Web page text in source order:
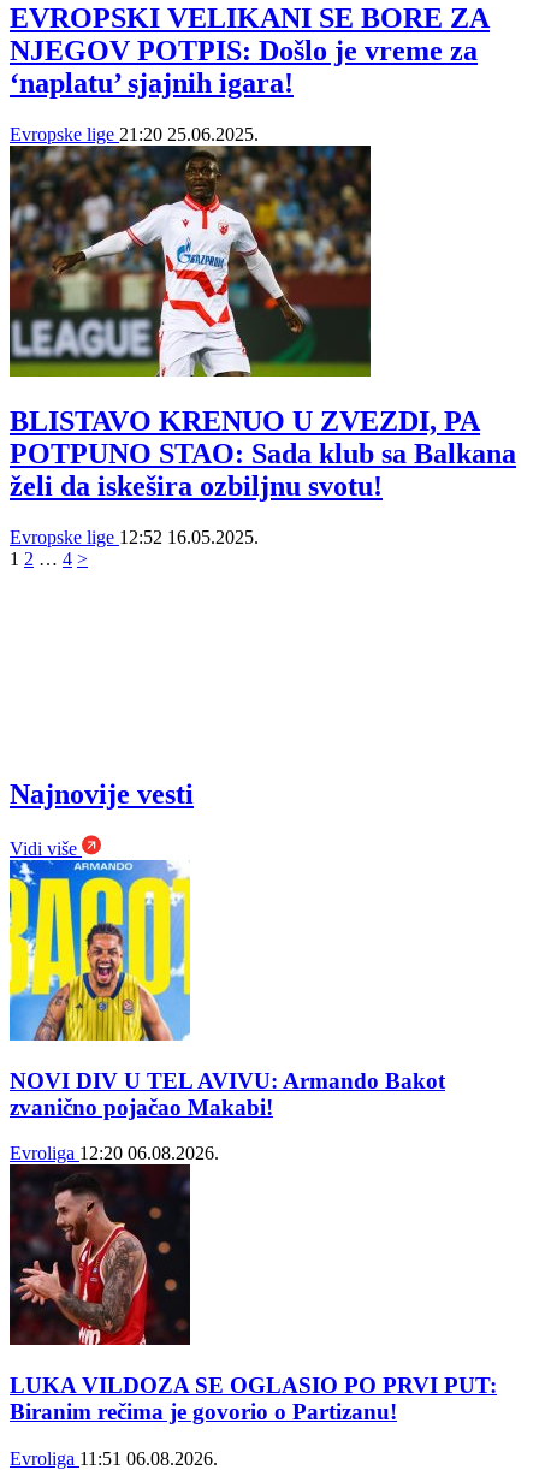
EVROPSKI VELIKANI SE BORE ZA
NJEGOV POTPIS: Došlo je vreme za
‘naplatu’ sjajnih igara!
Evropske lige 21:20 25.06.2025.
BLISTAVO KRENUO U ZVEZDI, PA
POTPUNO STAO: Sada klub sa Balkana
želi da iskešira ozbiljnu svotu!
Evropske lige 12:52 16.05.2025.
1 2 … 4 >
Najnovije vesti
Vidi više
NOVI DIV U TEL AVIVU: Armando Bakot
zvanično pojačao Makabi!
Evroliga 12:20 06.08.2026.
LUKA VILDOZA SE OGLASIO PO PRVI PUT:
Biranim rečima je govorio o Partizanu!
Evroliga 11:51 06.08.2026.